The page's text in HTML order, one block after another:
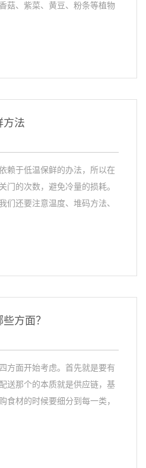
菇、紫菜、黄豆、粉条等植物
方法
赖于低温保鲜的办法，所以在
门的次数，避免冷量的损耗。
们还要注意温度、堆码方法、
方面？
方面开始考虑。首先就是要有
送那个的本质就是供应链，基
食材的时候要细分到每一类，